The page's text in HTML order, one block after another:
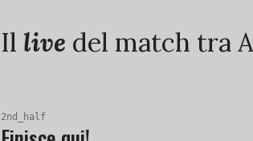
Il live del match tra
2nd_half